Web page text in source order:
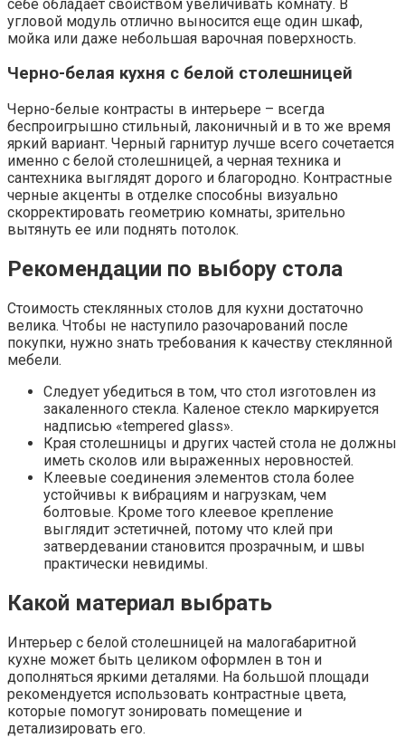
себе обладает свойством увеличивать комнату. В
угловой модуль отлично выносится еще один шкаф,
мойка или даже небольшая варочная поверхность.
Черно-белая кухня с белой столешницей
Черно-белые контрасты в интерьере – всегда
беспроигрышно стильный, лаконичный и в то же время
яркий вариант. Черный гарнитур лучше всего сочетается
именно с белой столешницей, а черная техника и
сантехника выглядят дорого и благородно. Контрастные
черные акценты в отделке способны визуально
скорректировать геометрию комнаты, зрительно
вытянуть ее или поднять потолок.
Рекомендации по выбору стола
Стоимость стеклянных столов для кухни достаточно
велика. Чтобы не наступило разочарований после
покупки, нужно знать требования к качеству стеклянной
мебели.
Следует убедиться в том, что стол изготовлен из
закаленного стекла. Каленое стекло маркируется
надписью «tempered glass».
Края столешницы и других частей стола не должны
иметь сколов или выраженных неровностей.
Клеевые соединения элементов стола более
устойчивы к вибрациям и нагрузкам, чем
болтовые. Кроме того клеевое крепление
выглядит эстетичней, потому что клей при
затвердевании становится прозрачным, и швы
практически невидимы.
Какой материал выбрать
Интерьер с белой столешницей на малогабаритной
кухне может быть целиком оформлен в тон и
дополняться яркими деталями. На большой площади
рекомендуется использовать контрастные цвета,
которые помогут зонировать помещение и
детализировать его.